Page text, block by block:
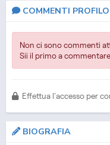
Haikyuu!! 3
COMMENTI PROFILO
Non ci sono commenti
Sii il primo a
Effettua l'accesso per
BIOGRAFIA